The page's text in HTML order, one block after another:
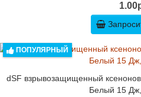
ПОПУЛЯРНЫЙ
dSF взрывозащищенный
Белый 15